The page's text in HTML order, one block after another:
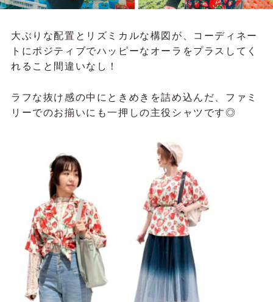
大ぶりな配置とリズミカルな構図が、コーディネー
トにポジティブでハッピーなオーラをプラスしてく
れること間違いなし！
ラフな抜け感の中にときめきを詰め込んだ、ファミ
リーでのお揃いにも一押しの主役シャツです◎